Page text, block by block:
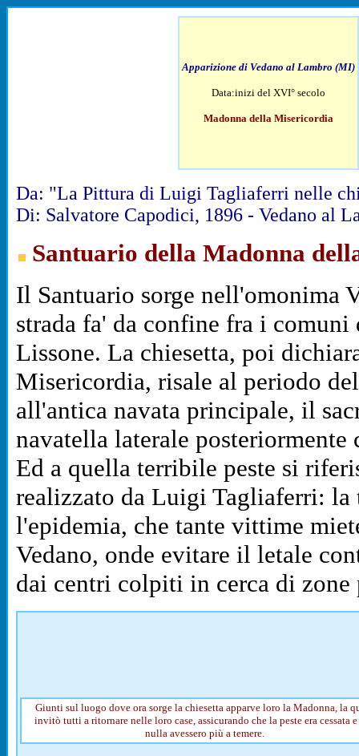
Apparizione di Vedano al Lambro (MI)
Data:inizi del XVI° secolo
Madonna della Misericordia
Da: "La Pittura di Luigi Tagliaferri nelle
Di: Salvatore Capodici, 1896 - Vedano al
Santuario della Madonna
Il Santuario sorge nell'omonima
strada fa' da confine fra i
Lissone. La chiesetta, poi
Misericordia, risale al periodo
all'antica navata principale, il
navatella laterale posteriormente
Ed a quella terribile peste si
realizzato da Luigi Tagliaferri: la
l'epidemia, che tante vittime
Vedano, onde evitare il letale
dai centri colpiti in cerca di zone
Giunti sul luogo dove ora sorge la chiesetta apparve loro la Madonna, la
invitò tutti a ritornare nelle loro case, assicurando che la peste era cessata e
nulla avessero più a temere.